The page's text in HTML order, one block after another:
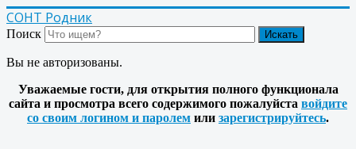
СОНТ Родник
Поиск Искать
Вы не авторизованы.
Уважаемые гости, для открытия полного функционала
сайта и просмотра всего содержимого пожалуйста войдите
со своим логином и паролем или зарегистрируйтесь.